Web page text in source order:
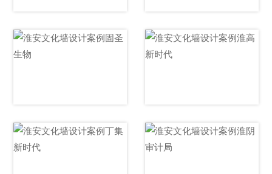
蓝光地产文化墙设
计
开源担保文化墙设
计
固圣生物文化墙设
计
淮高镇文明实践所
文化墙